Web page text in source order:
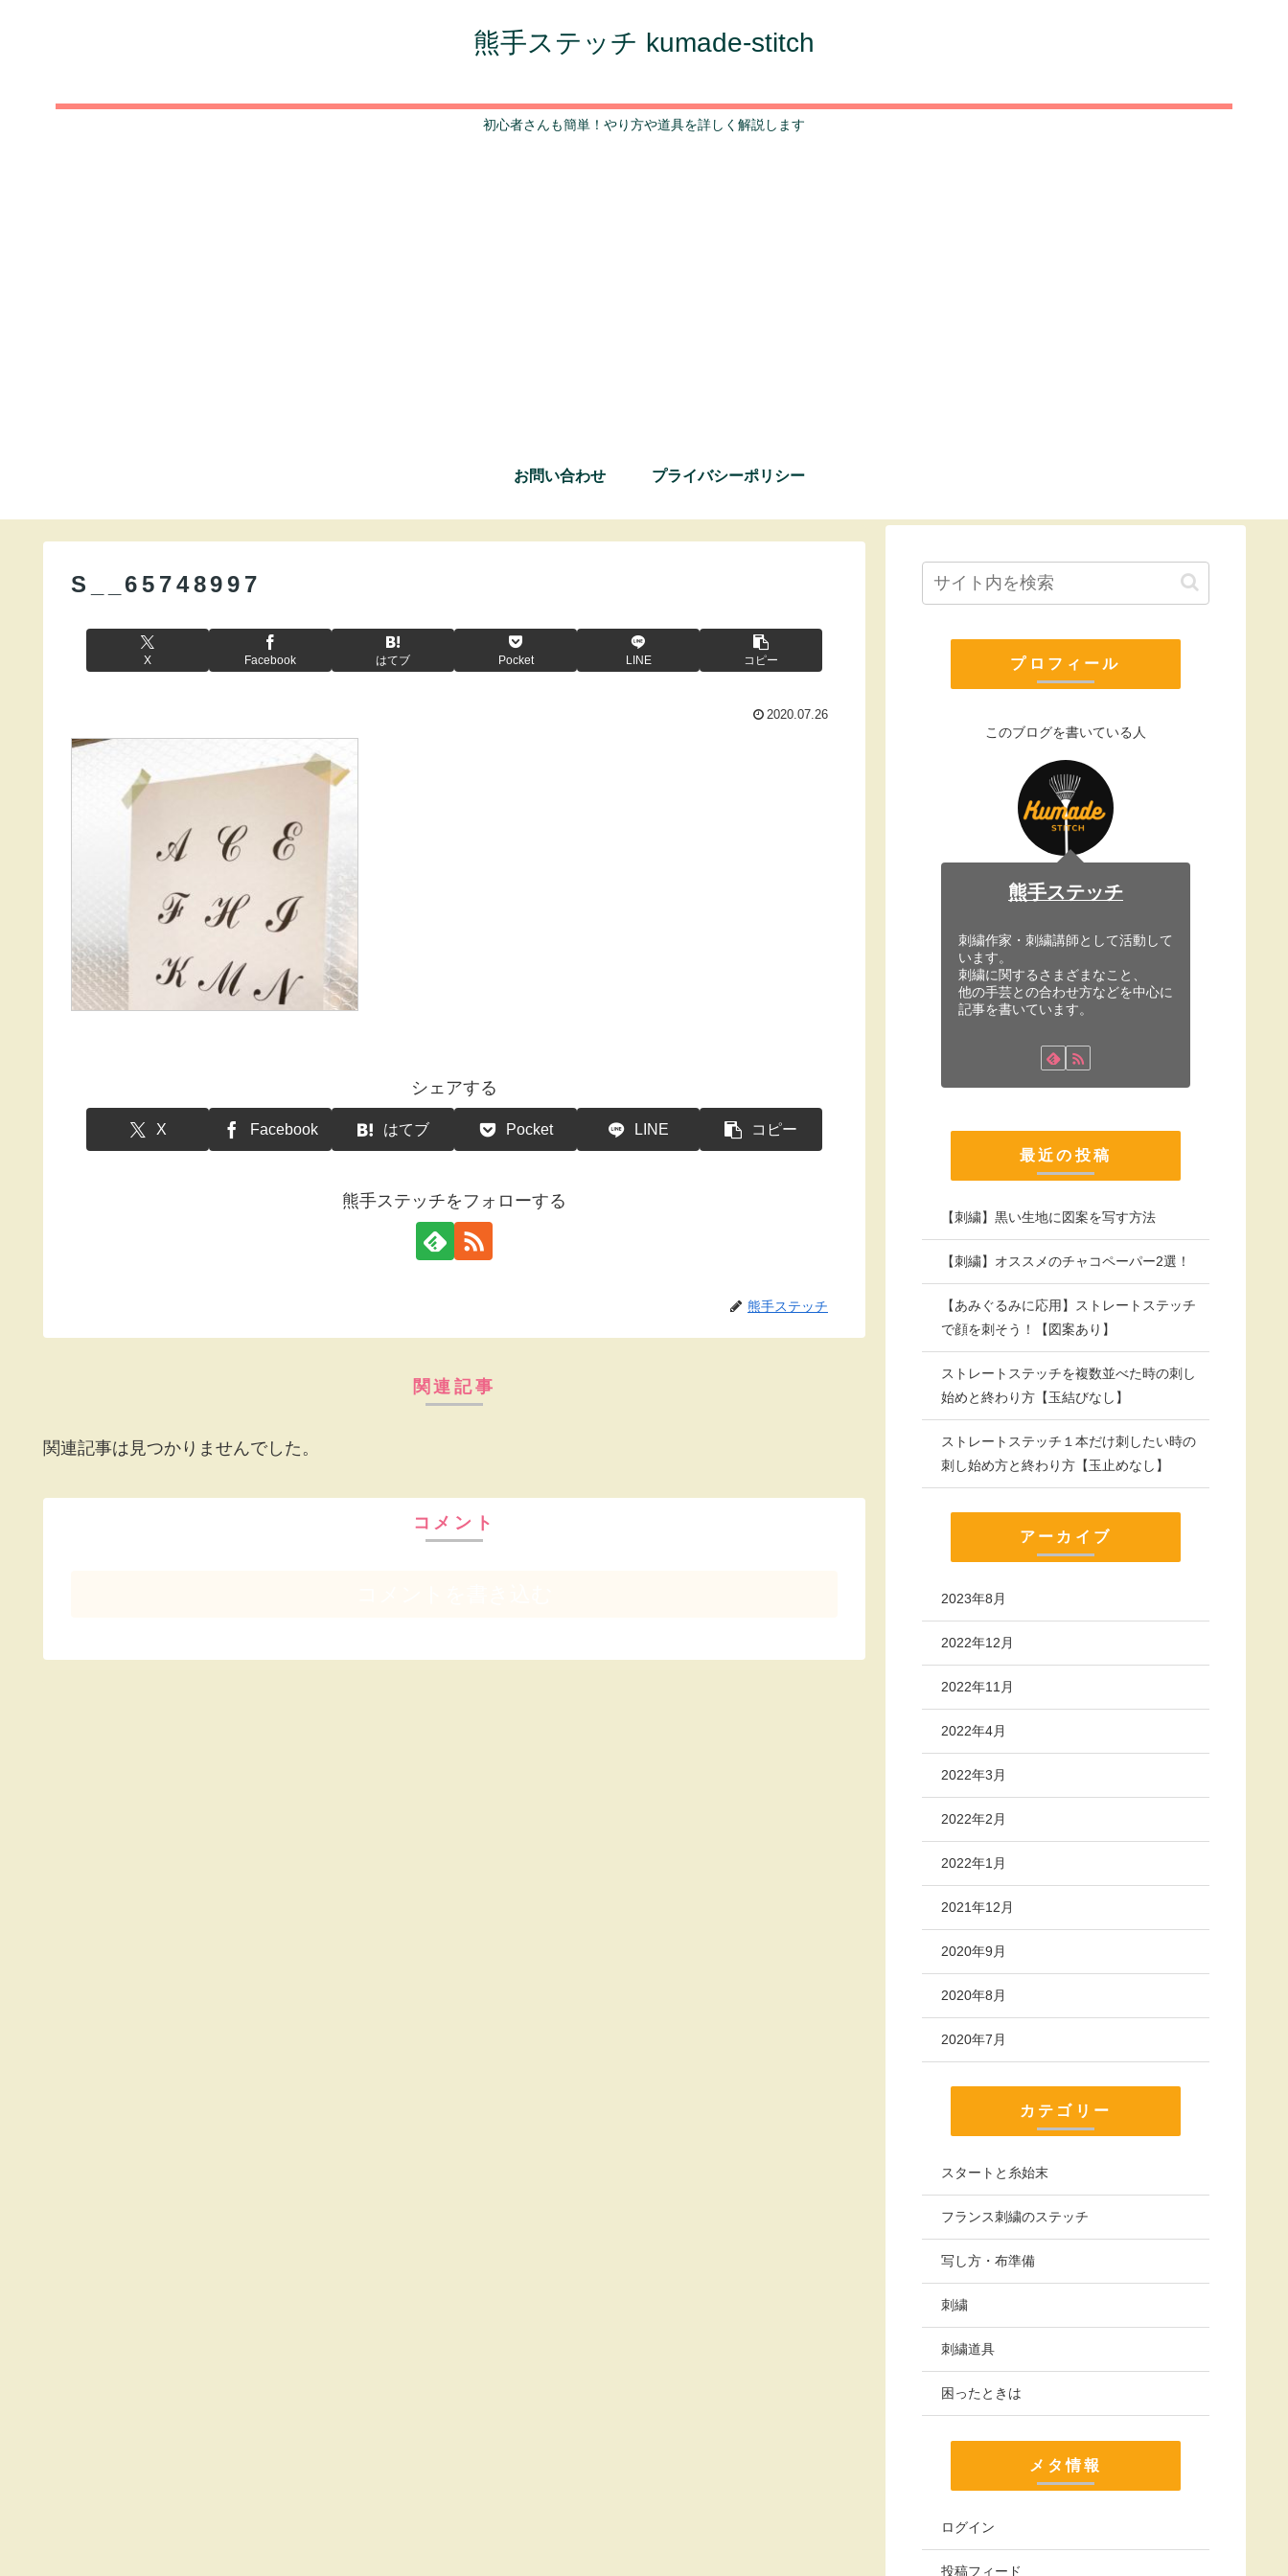
熊手ステッチ kumade-stitch
初心者さんも簡単！やり方や道具を詳しく解説します
お問い合わせ プライバシーポリシー
S__65748997
X Facebook はてブ Pocket LINE コピー
2020.07.26
シェアする
X Facebook はてブ Pocket LINE コピー
熊手ステッチをフォローする
熊手ステッチ
関連記事
関連記事は見つかりませんでした。
コメント
プロフィール
このブログを書いている人
熊手ステッチ
刺繍作家・刺繍講師として活動して
います。
刺繍に関するさまざまなこと、
他の手芸との合わせ方などを中心に
記事を書いています。
最近の投稿
【刺繍】黒い生地に図案を写す方法
【刺繍】オススメのチャコペーパー2選！
【あみぐるみに応用】ストレートステッチ
で顔を刺そう！【図案あり】
ストレートステッチを複数並べた時の刺し
始めと終わり方【玉結びなし】
ストレートステッチ１本だけ刺したい時の
刺し始め方と終わり方【玉止めなし】
アーカイブ
2023年8月
2022年12月
2022年11月
2022年4月
2022年3月
2022年2月
2022年1月
2021年12月
2020年9月
2020年8月
2020年7月
カテゴリー
スタートと糸始末
フランス刺繍のステッチ
写し方・布準備
刺繍
刺繍道具
困ったときは
メタ情報
ログイン
投稿フィード